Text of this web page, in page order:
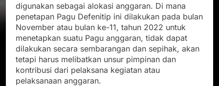
digunakan sebagai alokasi anggaran. Di mana
penetapan Pagu Defenitip ini dilakukan pada bulan
November atau bulan ke-11, tahun 2022 untuk
menetapkan suatu Pagu anggaran, tidak dapat
dilakukan secara sembarangan dan sepihak, akan
tetapi harus melibatkan unsur pimpinan dan
kontribusi dari pelaksana kegiatan atau
pelaksanaan anggaran.